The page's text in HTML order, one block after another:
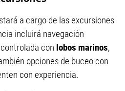
a cargo de las excursiones
incluirá navegación
con lobos marinos,
opciones de buceo con
con experiencia.